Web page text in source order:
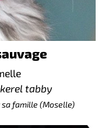
tabby
sa famille (Moselle)